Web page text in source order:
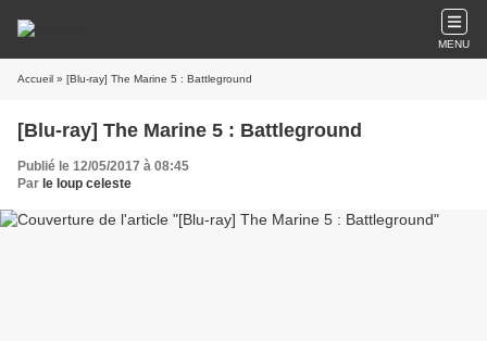
MENU
Accueil » [Blu-ray] The Marine 5 : Battleground
[Blu-ray] The Marine 5 : Battleground
Publié le 12/05/2017 à 08:45
Par le loup celeste